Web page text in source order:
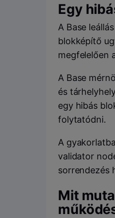
Egy
A Base
blokképítő
megfelelően
A Base
és
egy hibás
folytatódni.
A
validator
sorrendezés
Mit